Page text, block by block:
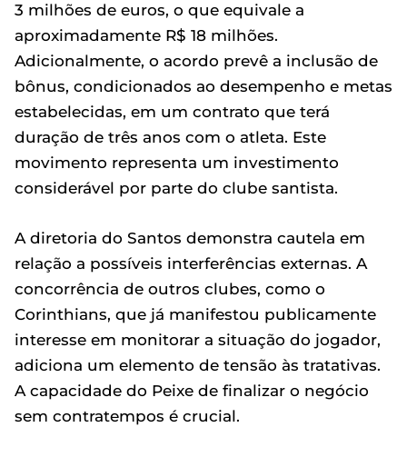
3 milhões de euros, o que equivale a
aproximadamente R$ 18 milhões.
Adicionalmente, o acordo prevê a inclusão de
bônus, condicionados ao desempenho e metas
estabelecidas, em um contrato que terá
duração de três anos com o atleta. Este
movimento representa um investimento
considerável por parte do clube santista.
A diretoria do Santos demonstra cautela em
relação a possíveis interferências externas. A
concorrência de outros clubes, como o
Corinthians, que já manifestou publicamente
interesse em monitorar a situação do jogador,
adiciona um elemento de tensão às tratativas.
A capacidade do Peixe de finalizar o negócio
sem contratempos é crucial.